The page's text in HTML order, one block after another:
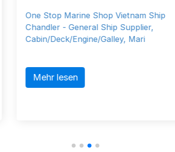
One Stop Marine Shop Vietnam Ship
Chandler - General Ship Supplier,
Cabin/Deck/Engine/Galley, Mari
Mehr lesen